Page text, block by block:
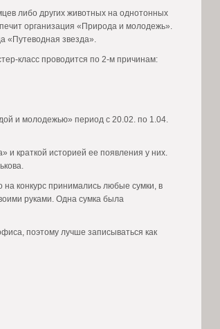
либо других животных на однотонных
организация «Природа и молодежь».
«Путеводная звезда».
класс проводится по 2-м причинам:
и молодежью» период с 20.02. по 1.04.
и краткой историей ее появления у них.
конкурс принимались любые сумки, в
руками. Одна сумка была
поэтому лучше записываться как